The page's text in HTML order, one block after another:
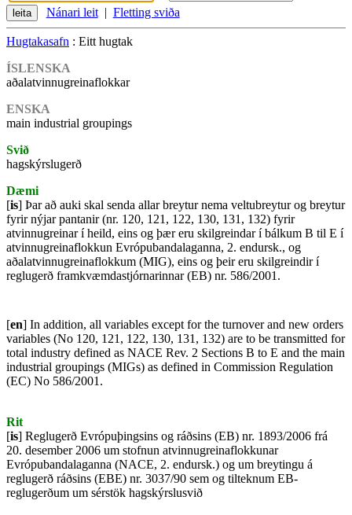
Nánari leit| Fletting sviða
Hugtakasafn : Eitt hugtak
ÍSLENSKA
aðalatvinnugreinaflokkar
ENSKA
main industrial groupings
Svið
hagskýrslugerð
Dæmi
[is] Þar að auki skal senda allar breytur nema veltubreytur og breytur
fyrir nýjar pantanir (nr. 120, 121, 122, 130, 131, 132) fyrir
atvinnugreinar í heild, eins og þær eru skilgreindar í bálkum B til E í
atvinnugreinaflokkun Evrópubandalaganna, 2. endursk., og
aðalatvinnugreinaflokkum (MIG), eins og þeir eru skilgreindir í
reglugerð framkvæmdastjórnarinnar (EB) nr. 586/2001.
[en] In addition, all variables except for the turnover and new orders
variables (No 120, 121, 122, 130, 131, 132) are to be transmitted for
total industry defined as NACE Rev. 2 Sections B to E and the main
industrial groupings (MIGs) as defined in Commission Regulation
(EC) No 586/2001.
Rit
[is] Reglugerð Evrópuþingsins og ráðsins (EB) nr. 1893/2006 frá
20. desember 2006 um stofnun atvinnugreinaflokkunar
Evrópubandalaganna (NACE, 2. endursk.) og um breytingu á
reglugerð ráðsins (EBE) nr. 3037/90 sem og tilteknum EB-
reglugerðum um sérstök hagskýrslusvið